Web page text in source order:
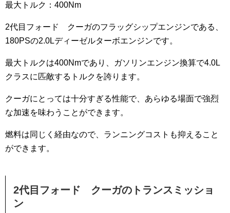
最大トルク：400Nm
2代目フォード クーガのフラッグシップエンジンである、
180PSの2.0Lディーゼルターボエンジンです。
最大トルクは400Nmであり、ガソリンエンジン換算で4.0L
クラスに匹敵するトルクを誇ります。
クーガにとっては十分すぎる性能で、あらゆる場面で強烈
な加速を味わうことができます。
燃料は同じく経由なので、ランニングコストも抑えること
ができます。
2代目フォード クーガのトランスミッショ
ン